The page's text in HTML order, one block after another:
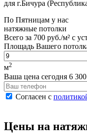
для г.Бичура
По Пятницам у нас
натяжные потолки
Всего за 700 руб./м² с
Площадь Вашего
м2
Ваша цена сегодня 6 300
Согласен с
Цены на